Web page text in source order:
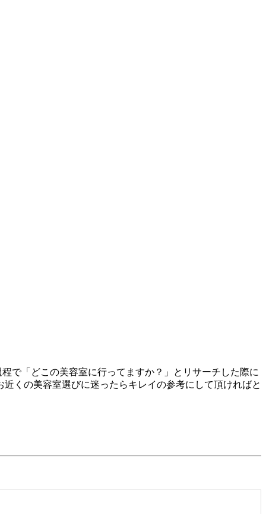
で「どこの美容室に行ってますか？」とリサーチした際に
くの美容室選びに迷ったらキレイの参考にして頂ければと